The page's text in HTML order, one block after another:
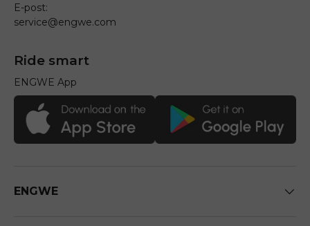
E-post:
service@engwe.com
Ride smart
ENGWE App
ENGWE